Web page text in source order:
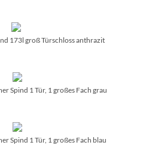
173l groß Türschloss anthrazit
Spind 1 Tür, 1 großes Fach grau
Spind 1 Tür, 1 großes Fach blau